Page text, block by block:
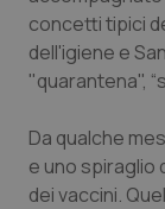
Friuli
Liguria
Disturbi
concetti tipici
dell'igiene e
"quarantena",
Da qualche
e uno spiraglio
dei vaccini.